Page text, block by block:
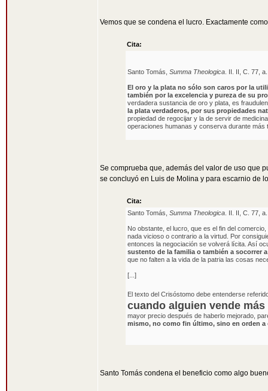
Vemos que se condena el lucro. Exactamente
Cita:
Santo Tomás, Summa Theologica . II. II, C. 77,
El oro y la plata no sólo son caros por la
también por la excelencia y pureza de su
verdadera sustancia de oro y plata, es
la plata verdaderos, por sus propiedades
propiedad de regocijar y la de servir de
operaciones humanas y conserva durante más
Se comprueba que, además del valor de uso que
se concluyó en Luis de Molina y para escarnio de
Cita:
Santo Tomás, Summa Theologica . II. II, C. 77,
No obstante, el lucro, que es el fin del
nada vicioso o contrario a la virtud. Por
entonces la negociación se volverá lícita. Así
sustento de la familia o también a socorrer
que no falten a la vida de la patria las cosas
[...]
El texto del Crisóstomo debe entenderse
cuando alguien vende
mayor precio después de haberlo mejorado,
mismo, no como fin último, sino en orden
Santo Tomás condena el beneficio como algo